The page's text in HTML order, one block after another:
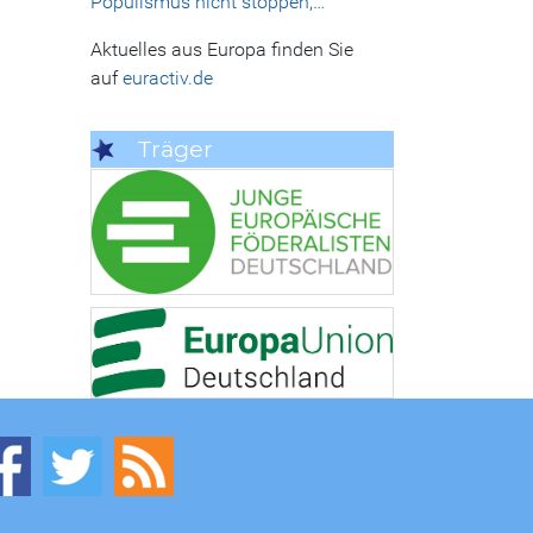
Aktuelles aus Europa finden Sie
aufeuractiv.de
Träger